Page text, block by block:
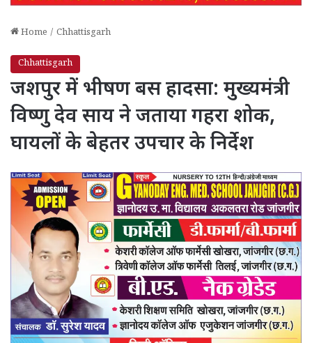
Home / Chhattisgarh
Chhattisgarh
जशपुर में भीषण बस हादसा: मुख्यमंत्री
विष्णु देव साय ने जताया गहरा शोक,
घायलों के बेहतर उपचार के निर्देश